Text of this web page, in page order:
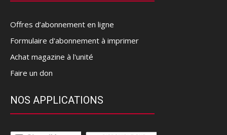
Offres d’abonnement en ligne
Formulaire d'abonnement à imprimer
Achat magazine à l'unité
Faire un don
NOS APPLICATIONS